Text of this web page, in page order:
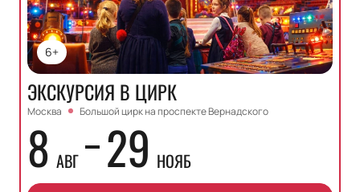
6+
ЭКСКУРСИЯ В ЦИРК
Москва Большой цирк на проспекте Вернадского
8 АВГ 29 НОЯБ